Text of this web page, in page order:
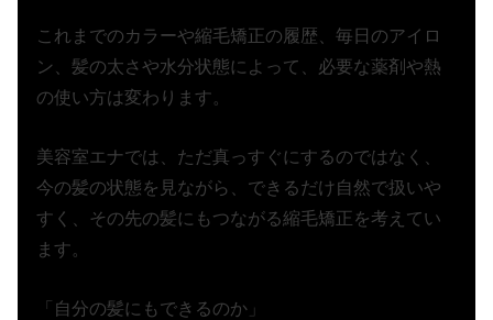
これまでのカラーや縮毛矯正の履歴、毎日のアイロ
ン、髪の太さや水分状態によって、必要な薬剤や熱
の使い方は変わります。
美容室エナでは、ただ真っすぐにするのではなく、
今の髪の状態を見ながら、できるだけ自然で扱いや
すく、その先の髪にもつながる縮毛矯正を考えてい
ます。
「自分の髪にもできるのか」